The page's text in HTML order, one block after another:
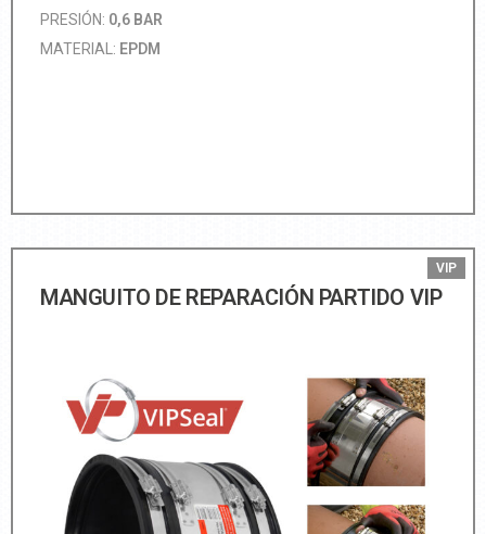
PRESIÓN: 0,6 BAR
MATERIAL: EPDM
MANGUITO DE REPARACIÓN PARTIDO VIP
VIP